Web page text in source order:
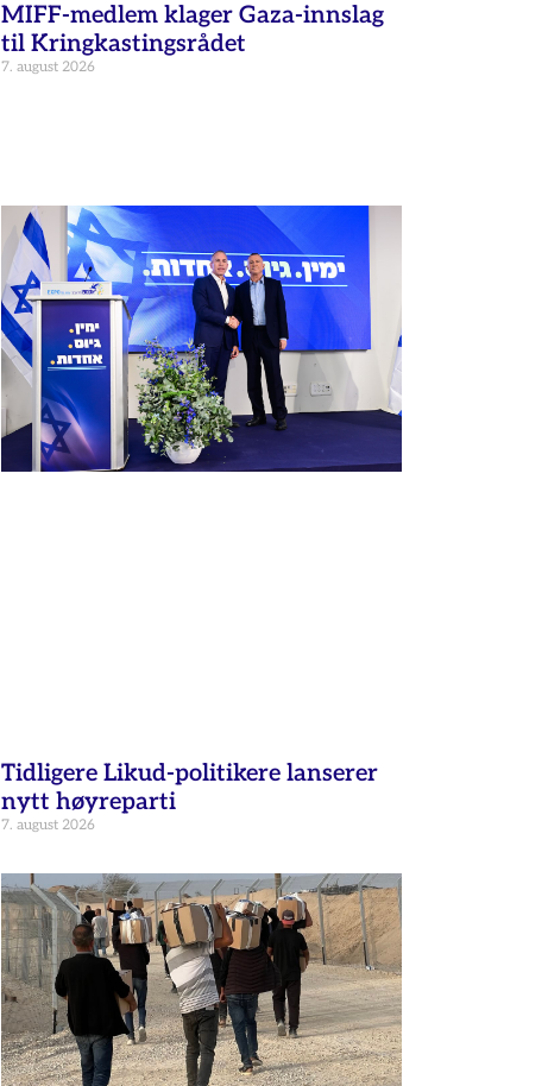
MIFF-medlem klager Gaza-innslag
til Kringkastingsrådet
7. august 2026
Tidligere Likud-politikere lanserer
nytt høyreparti
7. august 2026